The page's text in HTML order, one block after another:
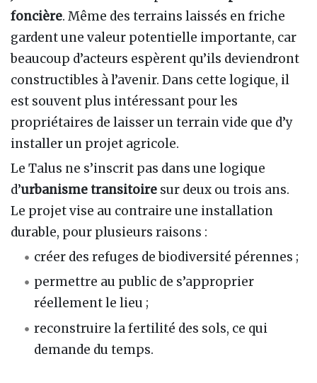
foncière. Même des terrains laissés en friche
gardent une valeur potentielle importante, car
beaucoup d’acteurs espèrent qu’ils deviendront
constructibles à l’avenir. Dans cette logique, il
est souvent plus intéressant pour les
propriétaires de laisser un terrain vide que d’y
installer un projet agricole.
Le Talus ne s’inscrit pas dans une logique
d’urbanisme transitoire sur deux ou trois ans.
Le projet vise au contraire une installation
durable, pour plusieurs raisons :
créer des refuges de biodiversité pérennes ;
permettre au public de s’approprier
réellement le lieu ;
reconstruire la fertilité des sols, ce qui
demande du temps.